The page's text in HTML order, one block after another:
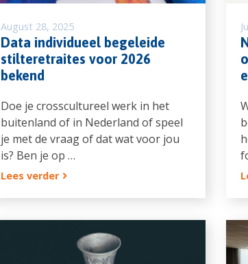
August 28, 2025
Data individueel begeleide
stilteretraites voor 2026
bekend
Doe je crosscultureel werk in het
buitenland of in Nederland of speel
je met de vraag of dat wat voor jou
is? Ben je op …
Lees verder